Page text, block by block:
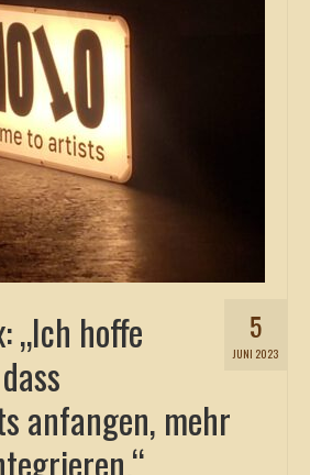
5
JUNI 2023
„Ich hoffe
anfangen, mehr